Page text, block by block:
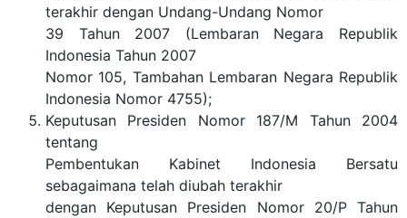
terakhir dengan Undang-Undang Nomor
39 Tahun 2007 (Lembaran Negara Republik
Indonesia Tahun 2007
Nomor 105, Tambahan Lembaran Negara Republik
Indonesia Nomor 4755);
Keputusan Presiden Nomor 187/M Tahun 2004
tentang
Pembentukan Kabinet Indonesia Bersatu
sebagaimana telah diubah terakhir
dengan Keputusan Presiden Nomor 20/P Tahun